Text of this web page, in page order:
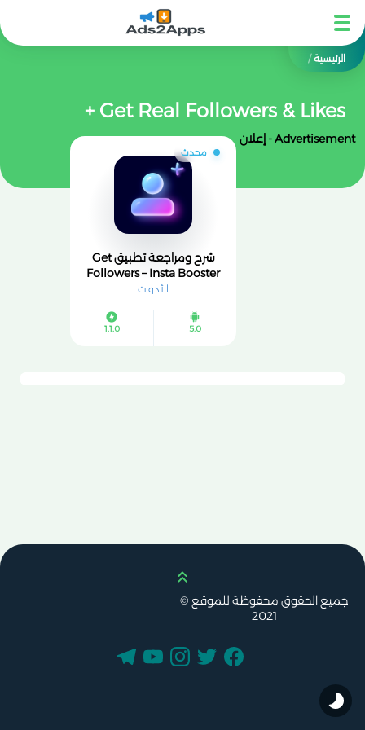
الرئيسية/
Get Real Followers & Likes +
Advertisement - إعلان
محدث
شرح ومراجعة تطبيق Get
Followers – Insta Booster
الأدوات
5.0
1.1.0
Scroll up
جميع الحقوق محفوظة للموقع ©
2021